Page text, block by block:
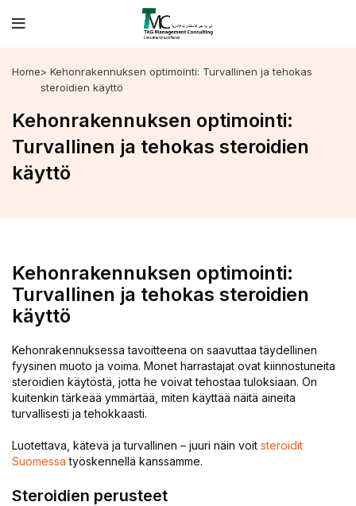
Home> Kehonrakennuksen optimointi: Turvallinen ja tehokas
steroidien käyttö
Kehonrakennuksen optimointi:
Turvallinen ja tehokas steroidien
käyttö
Kehonrakennuksen optimointi:
Turvallinen ja tehokas steroidien
käyttö
Kehonrakennuksessa tavoitteena on saavuttaa täydellinen
fyysinen muoto ja voima. Monet harrastajat ovat kiinnostuneita
steroidien käytöstä, jotta he voivat tehostaa tuloksiaan. On
kuitenkin tärkeää ymmärtää, miten käyttää näitä aineita
turvallisesti ja tehokkaasti.
Luotettava, kätevä ja turvallinen – juuri näin voit steroidit
Suomessa työskennellä kanssamme.
Steroidien perusteet